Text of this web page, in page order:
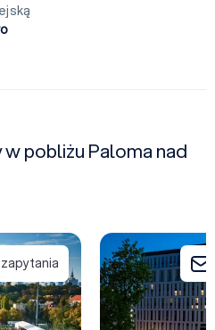
pobliżu Paloma nad
Focus Hotel